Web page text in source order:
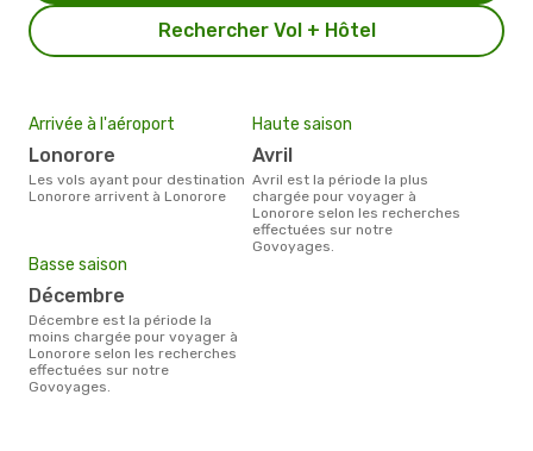
Rechercher Vol + Hôtel
Arrivée à l'aéroport
Lonorore
Les vols ayant pour destination
Lonorore arrivent à Lonorore
Haute saison
avril
avril est la période la plus
chargée pour voyager à
Lonorore selon les recherches
effectuées sur notre
Govoyages.
Basse saison
décembre
décembre est la période la
moins chargée pour voyager à
Lonorore selon les recherches
effectuées sur notre
Govoyages.